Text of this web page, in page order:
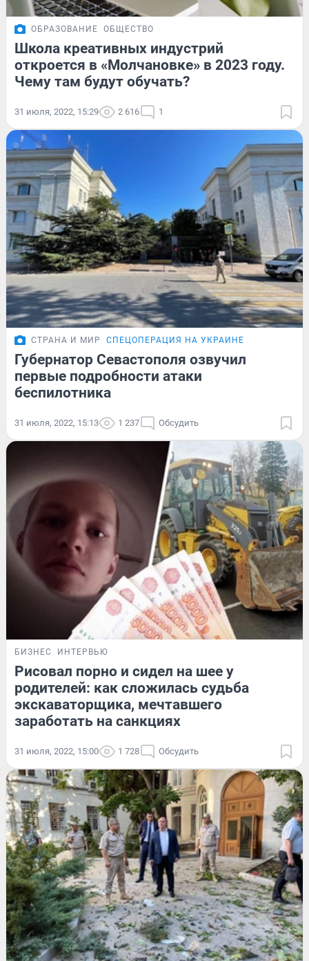
ОБРАЗОВАНИЕ ОБЩЕСТВО
Школа креативных индустрий
откроется в «Молчановке» в 2023 году.
Чему там будут обучать?
31 июля, 2022, 15:29 2 616 1
СТРАНА И МИР СПЕЦОПЕРАЦИЯ НА УКРАИНЕ
Губернатор Севастополя озвучил
первые подробности атаки
беспилотника
31 июля, 2022, 15:13 1 237 Обсудить
БИЗНЕС ИНТЕРВЬЮ
Рисовал порно и сидел на шее у
родителей: как сложилась судьба
экскаваторщика, мечтавшего
заработать на санкциях
31 июля, 2022, 15:00 1 728 Обсудить